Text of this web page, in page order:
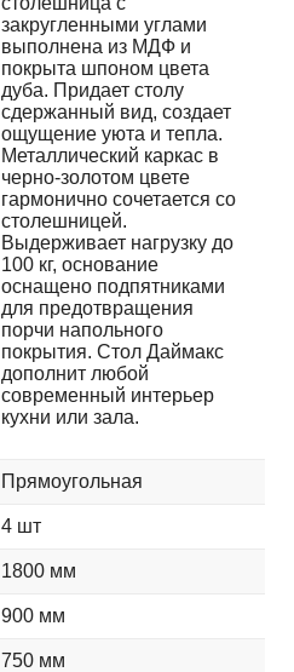
закругленными углами
выполнена из МДФ и
покрыта шпоном цвета
дуба. Придает столу
сдержанный вид, создает
ощущение уюта и тепла.
Металлический каркас в
черно-золотом цвете
гармонично сочетается со
столешницей.
Выдерживает нагрузку до
100 кг, основание
оснащено подпятниками
для предотвращения
порчи напольного
покрытия. Стол Даймакс
дополнит любой
современный интерьер
кухни или зала.
Прямоугольная
4 шт
1800 мм
900 мм
750 мм